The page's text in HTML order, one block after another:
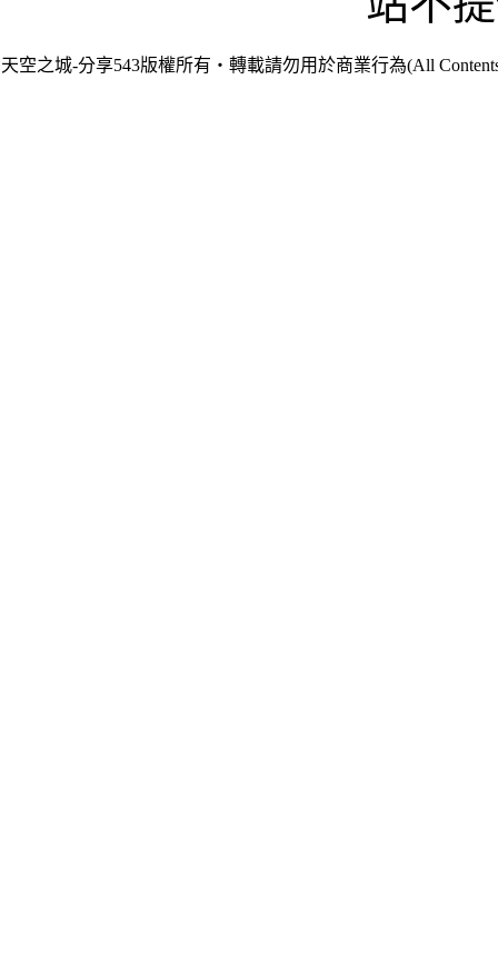
天空之城-分享543版權所有‧轉載請勿用於商業行為(All Contents